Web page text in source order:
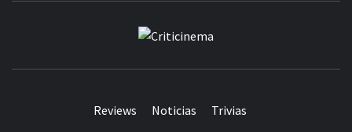
Reviews Noticias Trivias